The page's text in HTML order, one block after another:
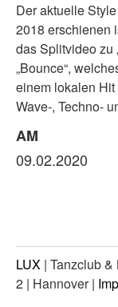
Der aktuelle
2018 erschienen
das Splitvideo zu
„Bounce“,
einem lokalen
Wave-, Techno-
AM
09.02.2020
LUX | Tanzclub
2 | Hannover |